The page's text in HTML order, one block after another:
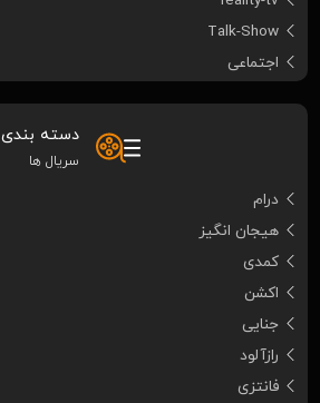
Talk-Show
اجتماعی
دسته بندی
سریال ها
درام
هیجان انگیز
کمدی
اکشن
جنایی
رازآلود
فانتزی